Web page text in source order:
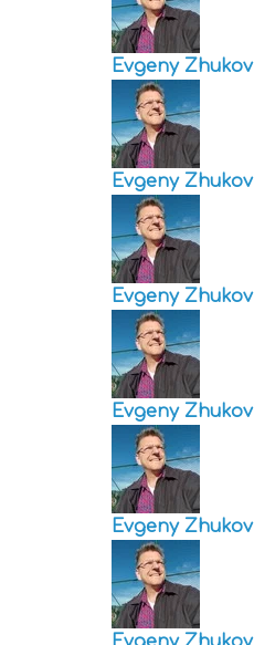
Evgeny Zhukov
Evgeny Zhukov
Evgeny Zhukov
Evgeny Zhukov
Evgeny Zhukov